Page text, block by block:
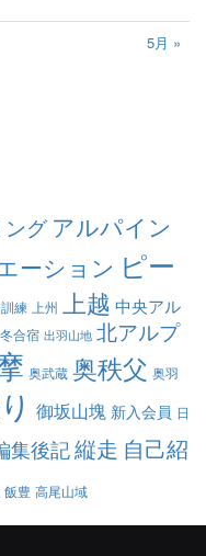
5月 »
ング アルパイン
ーション ピー
練 上州 上越 中央アル
冬合宿 出羽山地 北アルプ
奥武蔵 奥秩父 奥羽
御坂山塊 新入会員 日
集後記縦走 自己紹
飯豊 高尾山域